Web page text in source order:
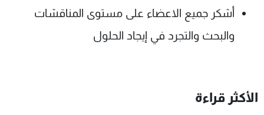
أشكر جميع الاعضاء على مستوى المناقشات
والبحث والتجرد في إيجاد الحلول
الأكثر قراءة
البرامج
جدول البرامج